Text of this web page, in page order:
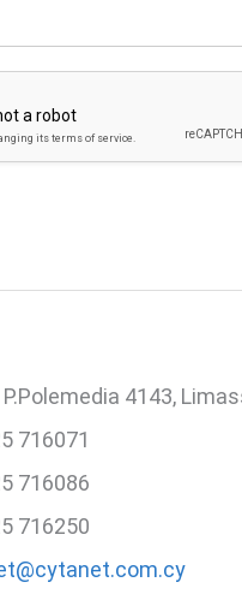
P.Polemedia 4143,
716071
716086
716250